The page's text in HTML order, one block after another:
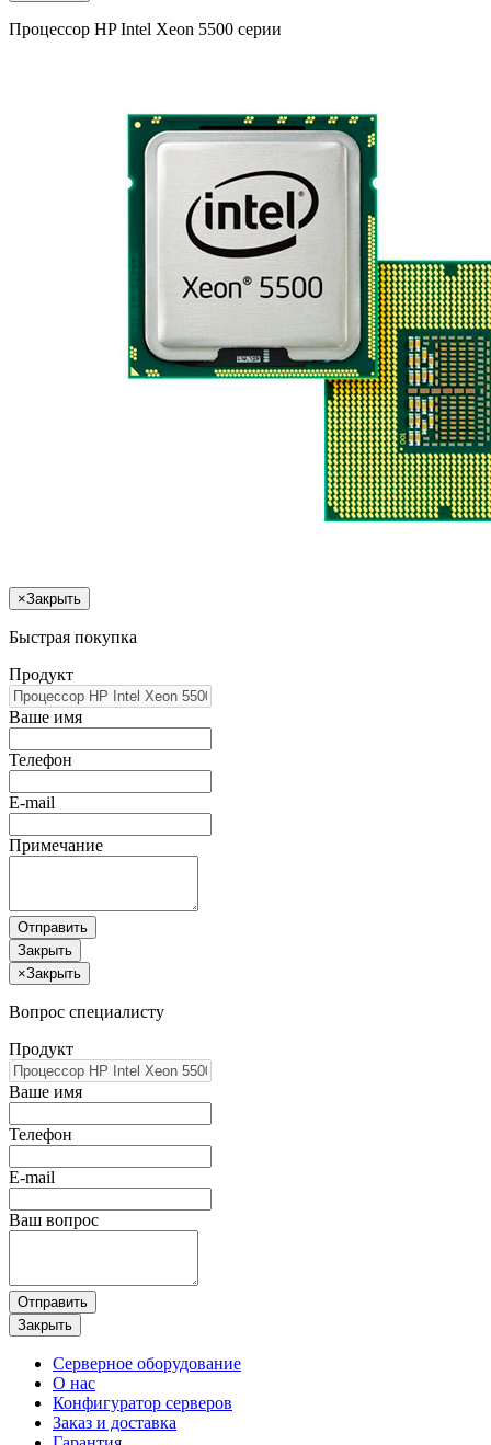
Процессор HP Intel Xeon 5500 серии
×Закрыть
Быстрая покупка
Продукт
Ваше имя
Телефон
E-mail
Примечание
Отправить
Закрыть
×Закрыть
Вопрос специалисту
Продукт
Ваше имя
Телефон
E-mail
Ваш вопрос
Отправить
Закрыть
Серверное оборудование
О нас
Конфигуратор серверов
Заказ и доставка